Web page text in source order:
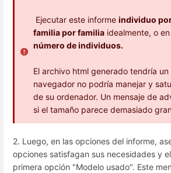
Ejecutar este informe individuo
familia por familia idealmente, o
número de individuos.
El archivo html generado tendría
navegador no podría manejar y
de su ordenador. Un mensaje de
si el tamaño parece demasiado
2. Luego, en las opciones del informe,
opciones satisfagan sus necesidades y
primera opción "Modelo usado". Este